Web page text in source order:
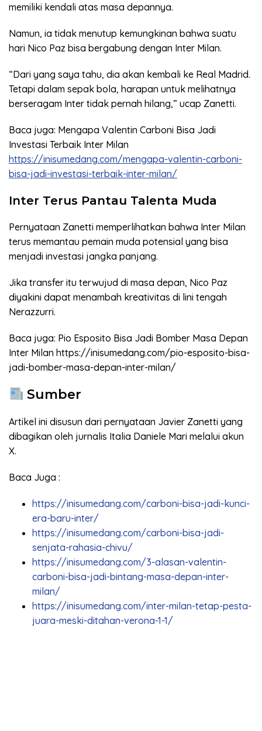
memiliki kendali atas masa depannya.
Namun, ia tidak menutup kemungkinan bahwa suatu
hari Nico Paz bisa bergabung dengan Inter Milan.
“Dari yang saya tahu, dia akan kembali ke Real Madrid.
Tetapi dalam sepak bola, harapan untuk melihatnya
berseragam Inter tidak pernah hilang,” ucap Zanetti.
Baca juga: Mengapa Valentin Carboni Bisa Jadi
Investasi Terbaik Inter Milan
https://inisumedang.com/mengapa-valentin-carboni-
bisa-jadi-investasi-terbaik-inter-milan/
Inter Terus Pantau Talenta Muda
Pernyataan Zanetti memperlihatkan bahwa Inter Milan
terus memantau pemain muda potensial yang bisa
menjadi investasi jangka panjang.
Jika transfer itu terwujud di masa depan, Nico Paz
diyakini dapat menambah kreativitas di lini tengah
Nerazzurri.
Baca juga: Pio Esposito Bisa Jadi Bomber Masa Depan
Inter Milan https://inisumedang.com/pio-esposito-bisa-
jadi-bomber-masa-depan-inter-milan/
Sumber
Artikel ini disusun dari pernyataan Javier Zanetti yang
dibagikan oleh jurnalis Italia Daniele Mari melalui akun
X.
Baca Juga :
https://inisumedang.com/carboni-bisa-jadi-kunci-
era-baru-inter/
https://inisumedang.com/carboni-bisa-jadi-
senjata-rahasia-chivu/
https://inisumedang.com/3-alasan-valentin-
carboni-bisa-jadi-bintang-masa-depan-inter-
milan/
https://inisumedang.com/inter-milan-tetap-pesta-
juara-meski-ditahan-verona-1-1/